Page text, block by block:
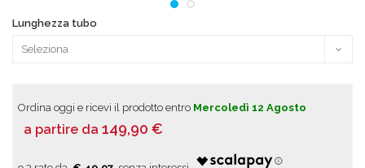
Lunghezza tubo
Ordina oggi e ricevi il prodotto entro Mercoledì 12 Agosto
a partire da 149,90 €